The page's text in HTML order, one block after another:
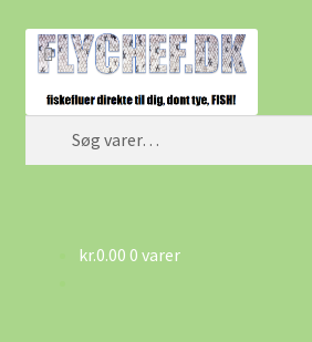
Spring
til
navigation
Spring
til
indhold
Søg
kr.0.00 0 varer